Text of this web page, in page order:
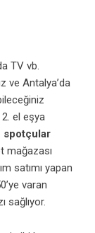
TV vb.
ve Antalya’da
el eşya
spotçular
mağazası
satımı yapan
varan
sağlıyor.